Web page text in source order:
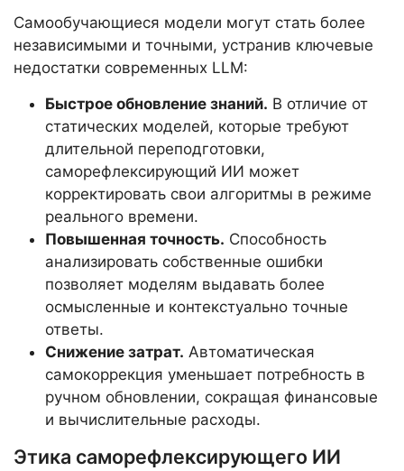
Самообучающиеся модели могут стать более
независимыми и точными, устранив ключевые
недостатки современных LLM:
Быстрое обновление знаний. В отличие от
статических моделей, которые требуют
длительной переподготовки,
саморефлексирующий ИИ может
корректировать свои алгоритмы в режиме
реального времени.
Повышенная точность. Способность
анализировать собственные ошибки
позволяет моделям выдавать более
осмысленные и контекстуально точные
ответы.
Снижение затрат. Автоматическая
самокоррекция уменьшает потребность в
ручном обновлении, сокращая финансовые
и вычислительные расходы.
Этика саморефлексирующего ИИ